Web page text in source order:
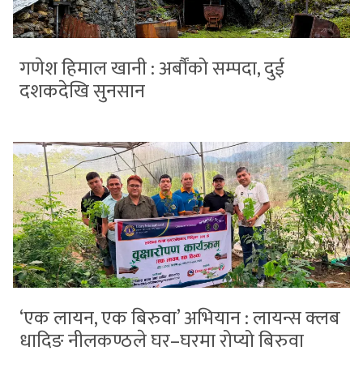
गणेश हिमाल खानी : अर्बौंको सम्पदा, दुई
दशकदेखि सुनसान
‘एक लायन, एक बिरुवा’ अभियान : लायन्स क्लब
धादिङ नीलकण्ठले घर–घरमा रोप्यो बिरुवा